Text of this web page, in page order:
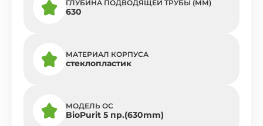
ГЛУБИНА ПОДВОДЯЩЕЙ ТРУБЫ (ММ)
630
МАТЕРИАЛ КОРПУСА
стеклопластик
МОДЕЛЬ ОС
BioPurit 5 пр.(630mm)